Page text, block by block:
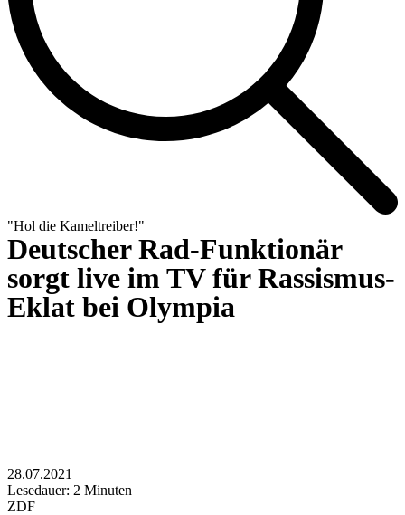
"Hol die Kameltreiber!"
Deutscher Rad-Funktionär
sorgt live im TV für Rassismus-
Eklat bei Olympia
28.07.2021
Lesedauer: 2 Minuten
ZDF